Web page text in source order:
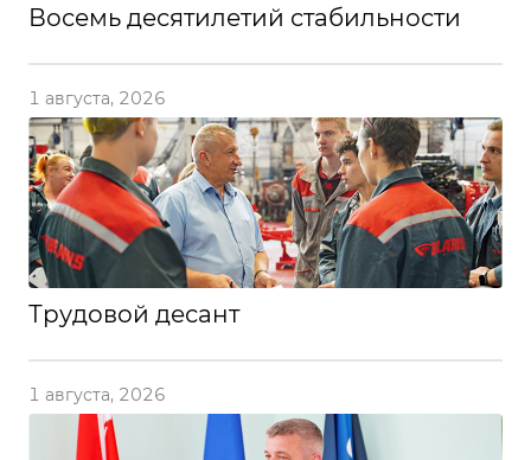
Восемь десятилетий стабильности
1 августа, 2026
Трудовой десант
1 августа, 2026